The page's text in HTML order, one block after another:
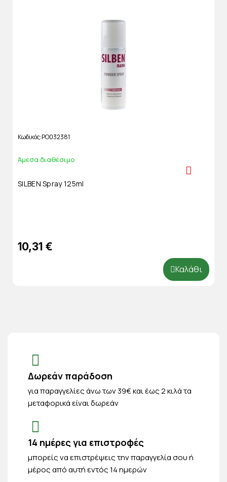
Κωδικός PO032381
Άμεσα διαθέσιμο
SILBEN Spray 125ml
10,31 €
Καλάθι
Δωρεάν παράδοση
για παραγγελίες άνω των 39€ και έως 2 κιλά τα
μεταφορικά είναι δωρεάν
14 ημέρες για επιστροφές
μπορείς να επιστρέψεις την παραγγελία σου ή
μέρος από αυτή εντός 14 ημερών